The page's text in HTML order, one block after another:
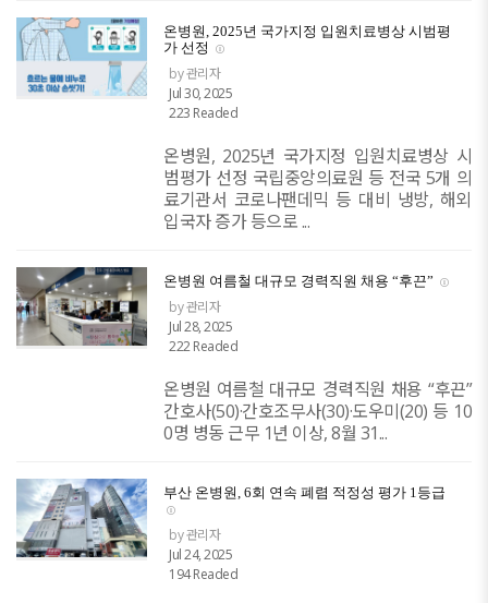
온병원, 2025년 국가지정 입원치료병상 시범평
가 선정
by 관리자
Jul 30, 2025
223 Readed
온병원, 2025년 국가지정 입원치료병상 시
범평가 선정 국립중앙의료원 등 전국 5개 의
료기관서 코로나팬데믹 등 대비 냉방, 해외
입국자 증가 등으로 ...
온병원 여름철 대규모 경력직원 채용 “후끈”
by 관리자
Jul 28, 2025
222 Readed
온병원 여름철 대규모 경력직원 채용 “후끈”
간호사(50)·간호조무사(30)·도우미(20) 등 10
0명 병동 근무 1년 이상, 8월 31...
부산 온병원, 6회 연속 폐렴 적정성 평가 1등급
by 관리자
Jul 24, 2025
194 Readed